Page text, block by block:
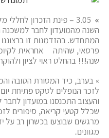
»
3.05 – פינת הזכרון
השנה מהמועדון לחבר למשכנה
המתחדש. בהזדמנות זו
שנה!!! בהחלט ראוי לציון
» בערב, כיד המסורת הטובה
לזכר הנופלים לטקס פתיחת
והעצוב התכנסנו במועדון
שכלל קטעי קריאה, סיפורים
מרגשים שבוצעו בכשרון רב על
מגוונים.